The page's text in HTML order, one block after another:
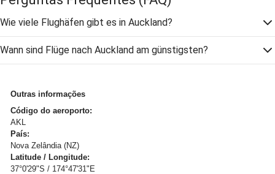
Wie viele Flughäfen gibt es in Auckland?
Wann sind Flüge nach Auckland am günstigsten?
Outras informações
Código do aeroporto:
AKL
País:
Nova Zelândia (NZ)
Latitude / Longitude:
37°0'29"S / 174°47'31"E